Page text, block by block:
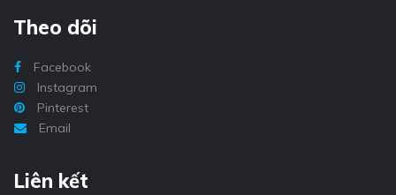
Theo dõi
Facebook
Instagram
Pinterest
Email
Liên kết